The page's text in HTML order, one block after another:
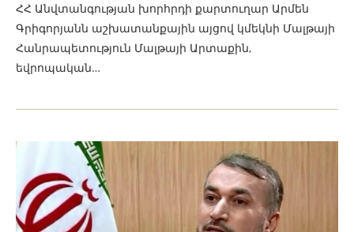
ՀՀ Անվտանգության խորհրդի քարտուղար Արմեն
Գրիգորյանն աշխատանքային այցով կմեկնի Մալթայի
Հանրապետություն Մալթայի Արտաքին,
եվրոպական…